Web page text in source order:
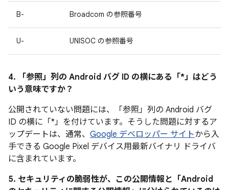
B- Broadcom の参照番号
U- UNISOC の参照番号
4. 「参照」 列の Android バグ ID の横にある「*」はどう
いう意味ですか？
公開されていない問題には、「参照」列の Android バグ
ID の横に「*」を付けています。そうした問題に対するア
ップデートは、通常、 Google デベロッパー サイトから入
手できる Google Pixel デバイス用最新バイナリ ドライバ
に含まれています。
5. セキュリティの脆弱性が、この公開情報と「Android